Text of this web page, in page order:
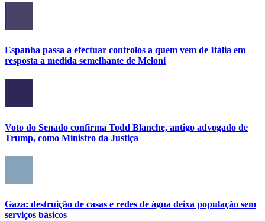
Espanha passa a efectuar controlos a quem vem de Itália em
resposta a medida semelhante de Meloni
Voto do Senado confirma Todd Blanche, antigo advogado de
Trump, como Ministro da Justiça
Gaza: destruição de casas e redes de água deixa população sem
serviços básicos